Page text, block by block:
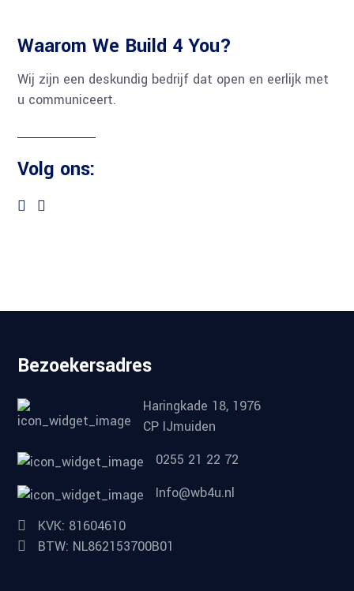
Waarom We Build 4 You?
Wij zijn een deskundig bedrijf dat open en eerlijk met
u communiceert.
Volg ons:
Bezoekersadres
Haringkade 18, 1976
CP IJmuiden
0255 21 22 72
Info@wb4u.nl
KVK: 81604610
BTW: NL862153700B01